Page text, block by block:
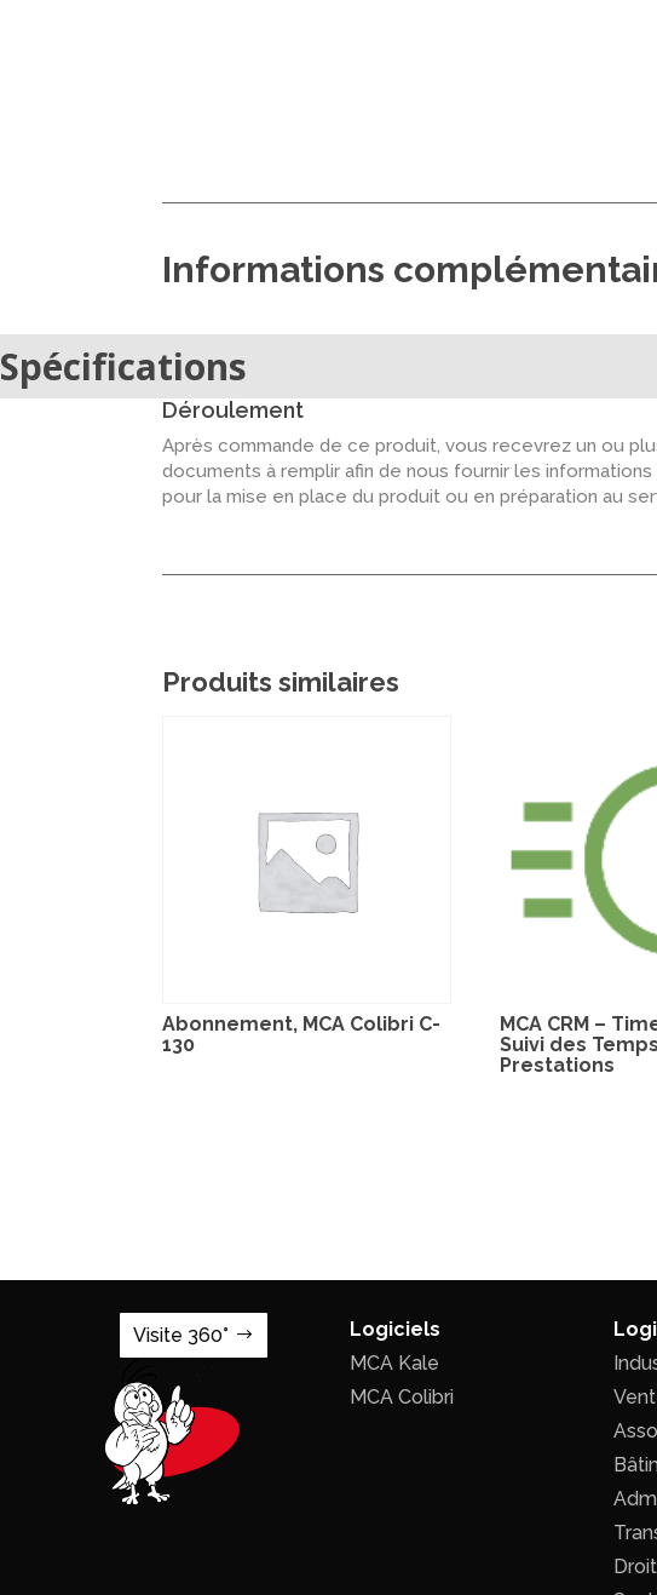
Informations
Spécifications
Déroulement
Après commande de ce produit, vous recevrez un ou
documents à remplir afin de nous fournir les
pour la mise en place du produit ou en préparation au
Produits similaires
Abonnement, MCA Colibri C-
130
MCA CRM –
Suivi des
Prestations
Visite 360°
Logiciels
MCA Kale
MCA Colibri